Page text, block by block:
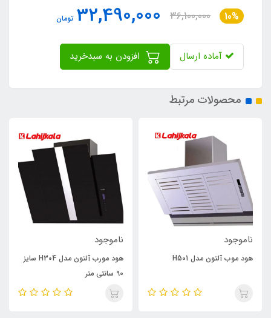
10%
36,100,000
32,490,000 تومان
آماده ارسال
محصولات مرتبط
ناموجود
هود موب آلتون مدل H501
ناموجود
هود مورب آلتون مدل H304 سایز
90 سانتی متر